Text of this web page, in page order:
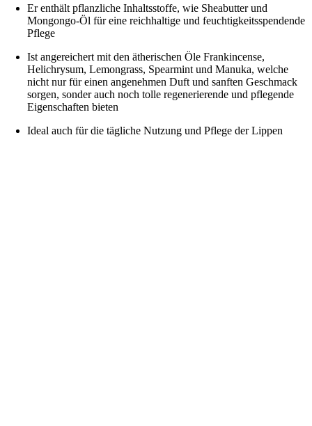
Er enthält pflanzliche Inhaltsstoffe, wie Sheabutter und
Mongongo-Öl für eine reichhaltige und feuchtigkeitsspendende
Pflege
Ist angereichert mit den ätherischen Öle Frankincense,
Helichrysum, Lemongrass, Spearmint und Manuka, welche
nicht nur für einen angenehmen Duft und sanften Geschmack
sorgen, sonder auch noch tolle regenerierende und pflegende
Eigenschaften bieten
Ideal auch für die tägliche Nutzung und Pflege der Lippen